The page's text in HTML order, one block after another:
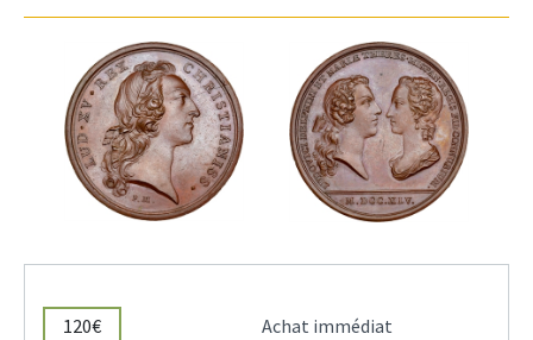
120€ Achat immédiat